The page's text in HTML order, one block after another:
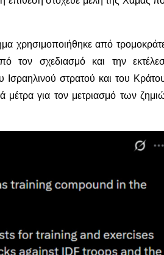
χρησιμοποιήθηκε από
τον σχεδιασμό και την
Ισραηλινού στρατού και του
για τον μετριασμό των